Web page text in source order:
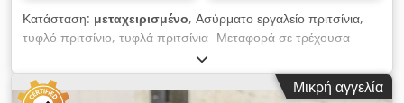
Κατάσταση: μεταχειρισμένο, Ασύρματο εργαλείο πριτσίνια,
τυφλό πριτσίνιο, τυφλά πριτσίνια -Μεταφορά σε τρέχουσα
κατάσταση όπως φαίνεται -Η συσκευή λειτουργεί, οι μπαταρίες
είναι ελαττωματικές-Χωρίς: μπαταρίες -Διαστάσεις: 345/90 /
H250 mm -Βάρος: 5,3 kg Dcodpfx Aksdz Ul IevekΜικρή αγγελία